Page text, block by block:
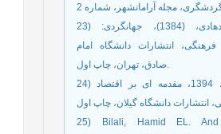
23) همایون، محمدهادی، (1384)، جهانگردی:
انتشارات دانشگاه امام
صادق، تهران، چاپ اول.
24) یاسوری، مجید، 1394، مقدمه ای بر اقتصاد
25) Bilali, Hamid EL. And